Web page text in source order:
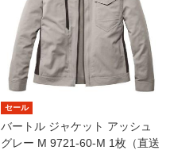
セール
バートル ジャケット アッシュ
グレー M 9721-60-M 1枚（直送